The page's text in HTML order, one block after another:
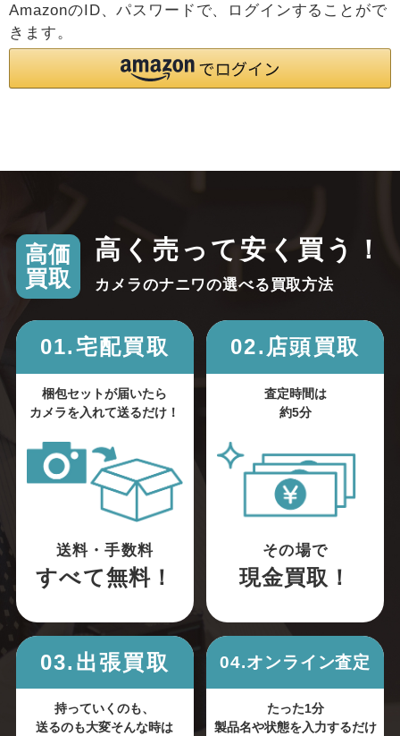
AmazonのID、パスワードで、ログインすることがで
きます。
高価
買取
高く売って安く買う！
カメラのナニワの選べる買取方法
01.宅配買取
梱包セットが届いたら
カメラを入れて送るだけ！
送料・手数料
すべて無料！
02.店頭買取
査定時間は
約5分
その場で
現金買取！
03.出張買取
持っていくのも、
送るのも大変そんな時は
04.オンライン査定
たった1分
製品名や状態を入力するだけ